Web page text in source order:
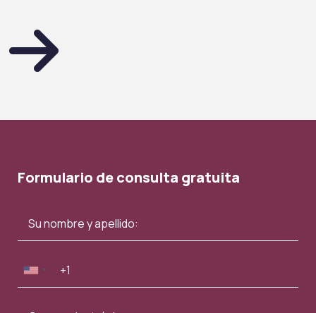
Formulario de consulta gratuita